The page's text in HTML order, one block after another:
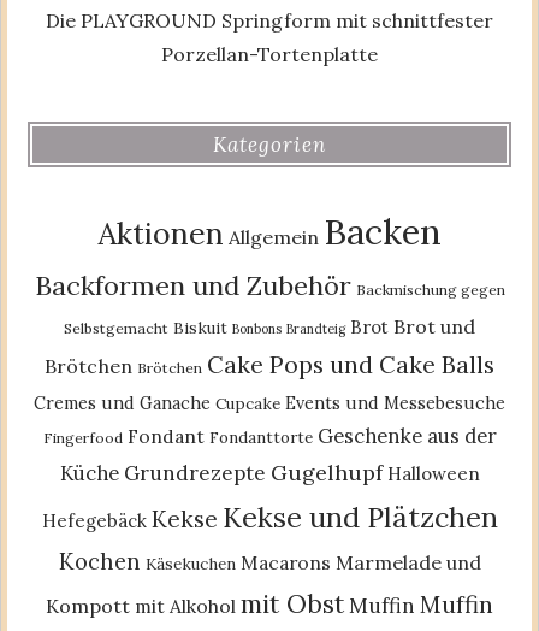
Die PLAYGROUND Springform mit schnittfester
Porzellan-Tortenplatte
Kategorien
Aktionen Allgemein Backen
Backformen und Zubehör Backmischung gegen
Selbstgemacht Biskuit Bonbons Brandteig Brot Brot und
Brötchen Brötchen Cake Pops und Cake Balls
Cremes und Ganache Cupcake Events und Messebesuche
Fingerfood Fondant Fondanttorte Geschenke aus der
Küche Grundrezepte Gugelhupf Halloween
Hefegebäck Kekse Kekse und Plätzchen
Kochen Käsekuchen Macarons Marmelade und
Kompott mit Alkohol mit ObstMuffin Muffin